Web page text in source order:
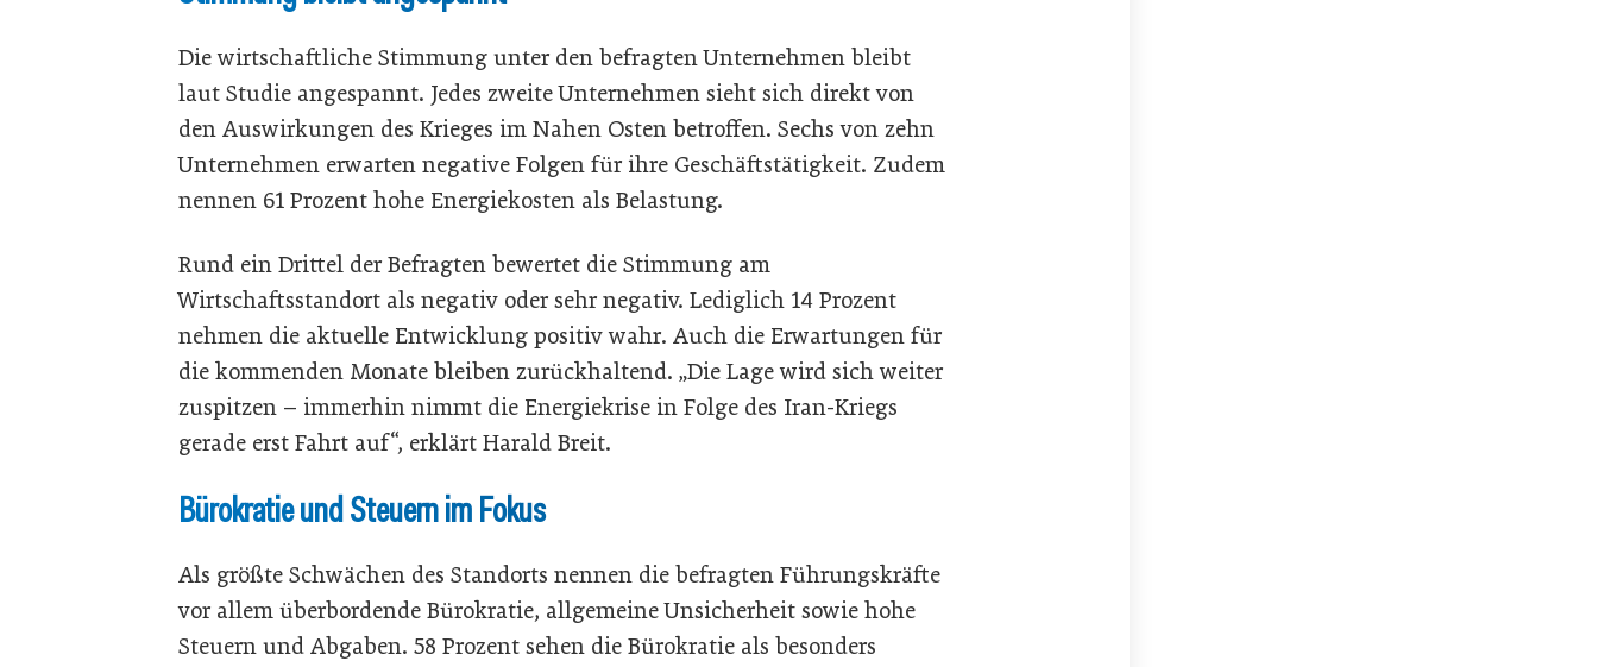
Die wirtschaftliche Stimmung unter den befragten Unternehmen bleibt
laut Studie angespannt. Jedes zweite Unternehmen sieht sich direkt von
den Auswirkungen des Krieges im Nahen Osten betroffen. Sechs von zehn
Unternehmen erwarten negative Folgen für ihre Geschäftstätigkeit. Zudem
nennen 61 Prozent hohe Energiekosten als Belastung.
Rund ein Drittel der Befragten bewertet die Stimmung am
Wirtschaftsstandort als negativ oder sehr negativ. Lediglich 14 Prozent
nehmen die aktuelle Entwicklung positiv wahr. Auch die Erwartungen für
die kommenden Monate bleiben zurückhaltend. „Die Lage wird sich weiter
zuspitzen – immerhin nimmt die Energiekrise in Folge des Iran-Kriegs
gerade erst Fahrt auf“, erklärt Harald Breit.
Bürokratie und Steuern im Fokus
Als größte Schwächen des Standorts nennen die befragten Führungskräfte
vor allem überbordende Bürokratie, allgemeine Unsicherheit sowie hohe
Steuern und Abgaben. 58 Prozent sehen die Bürokratie als besonders